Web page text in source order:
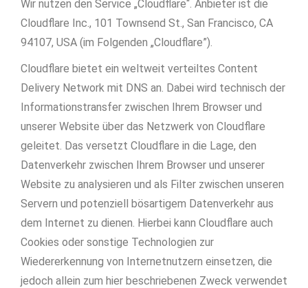
Wir nutzen den Service „Cloudflare“. Anbieter ist die
Cloudflare Inc., 101 Townsend St., San Francisco, CA
94107, USA (im Folgenden „Cloudflare”).
Cloudflare bietet ein weltweit verteiltes Content
Delivery Network mit DNS an. Dabei wird technisch der
Informationstransfer zwischen Ihrem Browser und
unserer Website über das Netzwerk von Cloudflare
geleitet. Das versetzt Cloudflare in die Lage, den
Datenverkehr zwischen Ihrem Browser und unserer
Website zu analysieren und als Filter zwischen unseren
Servern und potenziell bösartigem Datenverkehr aus
dem Internet zu dienen. Hierbei kann Cloudflare auch
Cookies oder sonstige Technologien zur
Wiedererkennung von Internetnutzern einsetzen, die
jedoch allein zum hier beschriebenen Zweck verwendet